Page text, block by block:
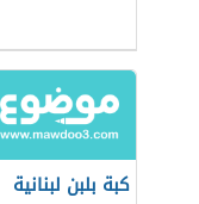
كبة بلبن لبنانية